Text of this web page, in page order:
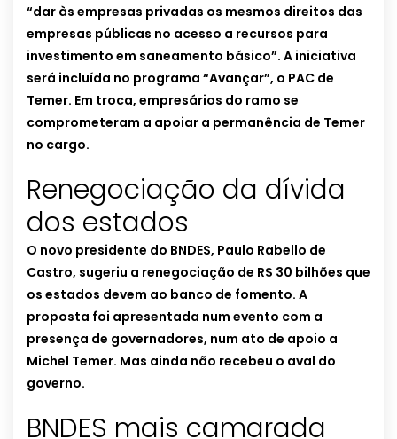
“dar às empresas privadas os mesmos direitos das
empresas públicas no acesso a recursos para
investimento em saneamento básico”. A iniciativa
será incluída no programa “Avançar”, o PAC de
Temer. Em troca, empresários do ramo se
comprometeram a apoiar a permanência de Temer
no cargo.
Renegociação da dívida
dos estados
O novo presidente do BNDES, Paulo Rabello de
Castro, sugeriu a renegociação de R$ 30 bilhões que
os estados devem ao banco de fomento. A
proposta foi apresentada num evento com a
presença de governadores, num ato de apoio a
Michel Temer. Mas ainda não recebeu o aval do
governo.
BNDES mais camarada